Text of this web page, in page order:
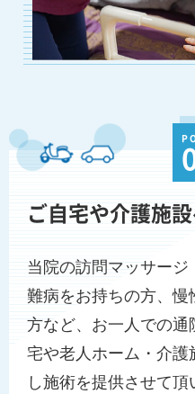
ご自宅や介護施
当院の訪問マッサー
難病をお持ちの方、
方など、お一人での
宅や老人ホーム・介
し施術を提供させて